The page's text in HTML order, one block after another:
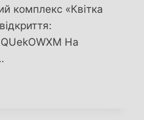
комплекс «Квітка
На